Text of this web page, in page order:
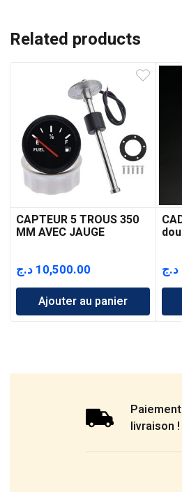
Related products
CAPTEUR 5 TROUS 350
MM AVEC JAUGE
10,500.00 د.ج
Ajouter au panier
د.ج
livraison !